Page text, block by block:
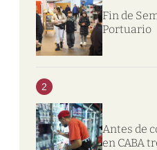
Fin de
Portuario
2
Antes de
en CABA